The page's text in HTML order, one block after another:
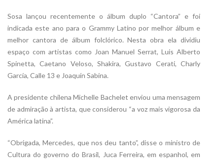
Sosa lançou recentemente o álbum duplo “Cantora” e foi
indicada este ano para o Grammy Latino por melhor álbum e
melhor cantora de álbum folclórico. Nesta obra ela dividiu
espaço com artistas como Joan Manuel Serrat, Luis Alberto
Spinetta, Caetano Veloso, Shakira, Gustavo Cerati, Charly
García, Calle 13 e Joaquín Sabina.
A presidente chilena Michelle Bachelet enviou uma mensagem
de admiração à artista, que considerou “a voz mais vigorosa da
América latina”.
“Obrigada, Mercedes, que nos deu tanto”, disse o ministro de
Cultura do governo do Brasil, Juca Ferreira, em espanhol, em